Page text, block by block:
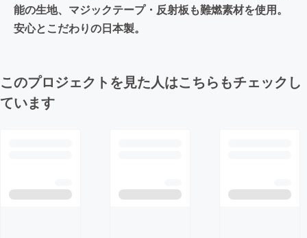
能の生地、マジックテープ・反射板も難燃素材を使用。
安心とこだわりの日本製。
このプロジェクトを見た人はこちらもチェックし
ています